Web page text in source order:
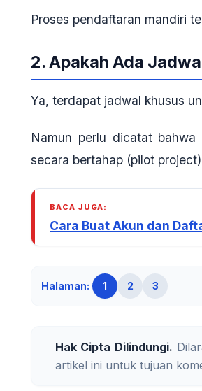
Proses pendaftaran mandiri
2. Apakah Ada
Ya, terdapat jadwal khusus
Namun perlu dicatat bahwa
secara bertahap (pilot
BACA JUGA:
Cara Buat Akun dan
Halaman: 1 2 3
Hak Cipta Dilindungi.
artikel ini untuk tujuan